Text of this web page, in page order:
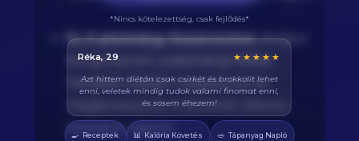
5.) A pisztráng fűszerezése:Amíg a
burgonya sül, a pisztráng filéket
mindkét oldalán megsózzuk és
megborsozzuk. A citromot vékony
karikákra vágjuk.
*Nincs kötelezettség, csak fejlődés*
Balázs, 38 ★★★★★
Végre tudom pontosan mennyi fehérjét eszem
naponta. A kaloriaszámláló sokat segít, előtte
össze-vissza zabáltam...
🍳 Receptek 📊 Kalória Követés 🥗 Tápanyag Napló